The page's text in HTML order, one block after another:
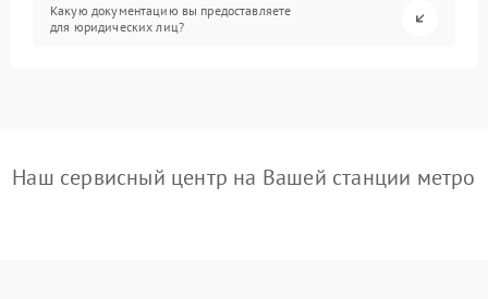
Какую документацию вы предоставляете
для юридических лиц?
Наш сервисный центр на Вашей станции метро